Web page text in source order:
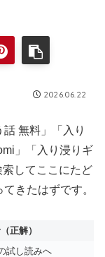
2026.06.22
話 無料」「入り
」「入り浸りギ
してここにたど
きたはずです。
正解）
試し読みへ